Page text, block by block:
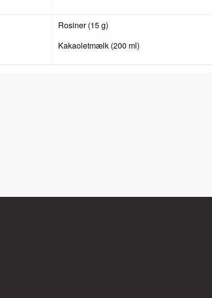
Rosiner (15 g)
Kakaoletmælk (200 ml)